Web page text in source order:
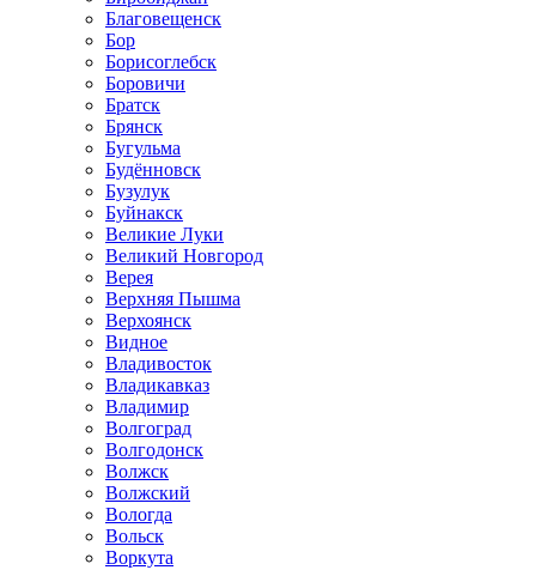
Благовещенск
Бор
Борисоглебск
Боровичи
Братск
Брянск
Бугульма
Будённовск
Бузулук
Буйнакск
Великие Луки
Великий Новгород
Верея
Верхняя Пышма
Верхоянск
Видное
Владивосток
Владикавказ
Владимир
Волгоград
Волгодонск
Волжск
Волжский
Вологда
Вольск
Воркута